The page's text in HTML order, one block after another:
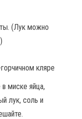
(Лук можно
миске яйца,
лук, соль и